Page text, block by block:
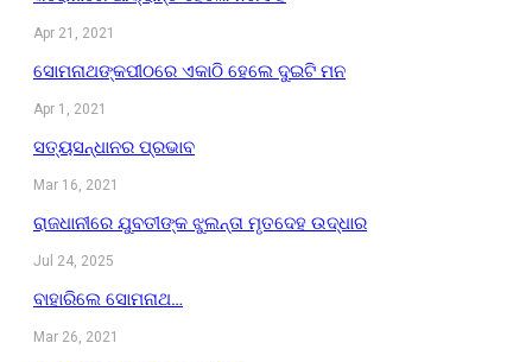
Apr 21, 2021
ସୋମନାଥଙ୍କପୀଠରେ ଏକାଠି ହେଲେ ଦୁଇଟି ମନ
Apr 1, 2021
ସତ୍ୟସନ୍ଧାନର ପ୍ରଭାବ
Mar 16, 2021
ରାଜଧାନୀରେ ଯୁବତୀଙ୍କ ଝୁଲନ୍ତା ମୃତଦେହ ଉଦ୍ଧାର
Jul 24, 2025
ବାହାରିଲେ ସୋମନାଥ…
Mar 26, 2021